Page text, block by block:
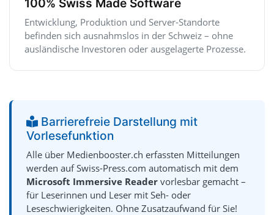
Entwicklung, Produktion und Server-Standorte
befinden sich ausnahmslos in der Schweiz – ohne
ausländische Investoren oder ausgelagerte Prozesse.
Barrierefreie Darstellung mit
Vorlesefunktion
Alle über Medienbooster.ch erfassten Mitteilungen
werden auf Swiss-Press.com automatisch mit dem
Microsoft Immersive Reader vorlesbar gemacht –
für Leserinnen und Leser mit Seh- oder
Leseschwierigkeiten. Ohne Zusatzaufwand für Sie!